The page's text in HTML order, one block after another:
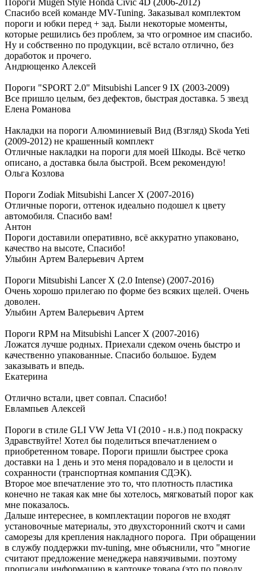
Пороги Mugen Style Honda Civic 4D (2006-2012)
Спасибо всей команде MV-Tuning. Заказывал комплектом
пороги и юбки перед + зад. Были некоторые моменты,
которые решились без проблем, за что огромное им спасибо.
Ну и собственно по продукции, всё встало отлично, без
доработок и прочего.
Андрющенко Алексей
Пороги "SPORT 2.0" Mitsubishi Lancer 9 IX (2003-2009)
Все пришло целым, без дефектов, быстрая доставка. 5 звезд
Елена Романова
Накладки на пороги Алюминиевый Вид (Взгляд) Skoda Yeti
(2009-2012) не крашенный комплект
Отличные накладки на пороги для моей Шкоды. Всё четко
описано, а доставка была быстрой. Всем рекомендую!
Ольга Козлова
Пороги Zodiak Mitsubishi Lancer X (2007-2016)
Отличные пороги, оттенок идеально подошел к цвету
автомобиля. Спасибо вам!
Антон
Пороги доставили оперативно, всё аккуратно упаковано,
качество на высоте, Спасибо!
Улыбин Артем Валерьевич Артем
Пороги Mitsubishi Lancer X (2.0 Intense) (2007-2016)
Очень хорошо прилегаю по форме без всяких щелей. Очень
доволен.
Улыбин Артем Валерьевич Артем
Пороги RPM на Mitsubishi Lancer X (2007-2016)
Ложатся лучше родных. Приехали сдеком очень быстро и
качественно упакованные. Спасибо большое. Будем
заказывать и впедь.
Екатерина
Отлично встали, цвет совпал. Спасибо!
Евлампьев Алексей
Пороги в стиле GLI VW Jetta VI (2010 - н.в.) под покраску
Здравствуйте! Хотел бы поделиться впечатлением о
приобретенном товаре. Пороги пришли быстрее срока
доставки на 1 день и это меня порадовало и в целости и
сохранности (транспортная компания СДЭК).
Второе мое впечатление это то, что плотность пластика
конечно не такая как мне бы хотелось, мягковатый порог как
мне показалось.
Дальше интереснее, в комплектации порогов не входят
установочные материалы, это двухсторонний скотч и сами
саморезы для крепления накладного порога. При обращении
в службу поддержки mv-tuning, мне объяснили, что "многие
считают предложение менеджера навязчивыми. поэтому